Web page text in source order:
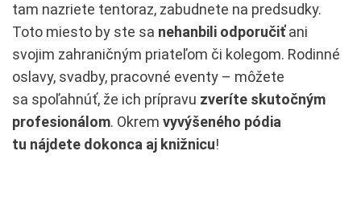
tam nazriete tentoraz, zabudnete na predsudky.
Toto miesto by ste sa nehanbili odporučiťani
svojim zahraničným priateľom či kolegom. Rodinné
oslavy, svadby, pracovné eventy – môžete
sa spoľahnúť, že ich prípravu zveríte skutočným
profesionálom. Okrem vyvýšeného pódia
tu nájdete dokonca aj knižnicu!